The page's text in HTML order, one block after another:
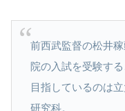
前西武監督の松井
院の入試を受験す
目指しているのは
研究科。